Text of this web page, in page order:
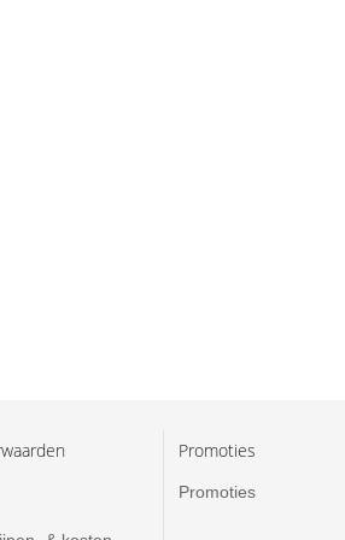
Promoties
Promoties